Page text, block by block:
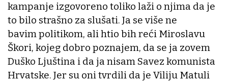
kampanje izgovoreno toliko laži o njima da je
to bilo strašno za slušati. Ja se više ne
bavim politikom, ali htio bih reći Miroslavu
Škori, kojeg dobro poznajem, da se ja zovem
Duško Ljuština i da ja nisam Savez komunista
Hrvatske. Jer su oni tvrdili da je Viliju Matuli